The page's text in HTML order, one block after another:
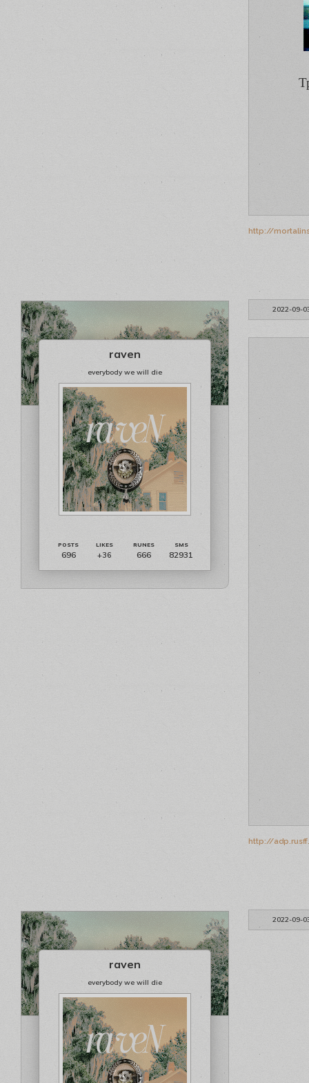
http://
2022-09-
raven
everybody we will die
696 +36 666 82931
http://
2022-09-
raven
everybody we will die